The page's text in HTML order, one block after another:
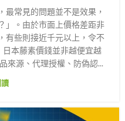
最常見的問題並不是效果，
」。由於市面上價格差距非
有些則接近千元以上，令不
本藤素價錢並非越便宜越
來源、代理授權、防偽認...